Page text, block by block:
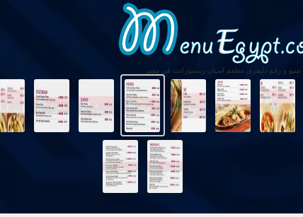
منيو و رقم دليفرى مطعم اسيان ريستورانت فى مصر